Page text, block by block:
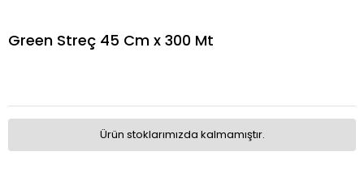
Green Streç 45 Cm x 300 Mt
Ürün stoklarımızda kalmamıştır.